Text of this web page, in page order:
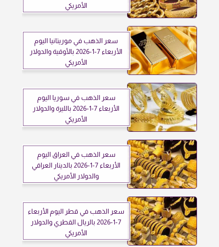
الأمريكي
سعر الذهب في موريتانيا اليوم
الأربعاء 7-1-2026 بالأوقية والدولار
الأمريكي
سعر الذهب في سوريا اليوم
الأربعاء 7-1-2026 بالليرة والدولار
الأمريكي
سعر الذهب في العراق اليوم
الأربعاء 7-1-2026 بالدينار العراقي
والدولار الأمريكي
سعر الذهب في قطر اليوم الأربعاء
7-1-2026 بالريال القطري والدولار
الأمريكي